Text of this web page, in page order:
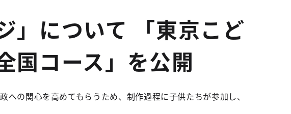
」について 「東京こど
国コース」を公開
の関心を高めてもらうため、制作過程に子供たちが参加し、